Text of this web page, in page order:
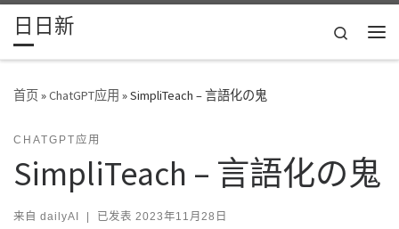
Skip to content
日日新
Search
首页»ChatGPT应用 »SimpliTeach – 言語化の鬼
CHATGPT应用
SimpliTeach – 言語化の鬼
来自 dailyAI | 已发表 2023年11月28日